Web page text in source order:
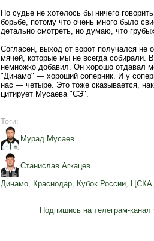
По судье не хотелось бы ничего
борьбе, потому что очень много было
детально смотреть, но думаю, что
Согласен, выход от ворот получался не
мячей, которые мы не всегда собирали.
немножко добавил. Он хорошо отдавал
"Динамо" — хороший соперник. И у
нас — четыре. Это тоже сказывается,
цитирует Мусаева "СЭ".
Теги:
Мурад Мусаев
Станислав Агкацев
Динамо, Краснодар, Кубок России, ЦСКА,
Подпишись на телеграм-